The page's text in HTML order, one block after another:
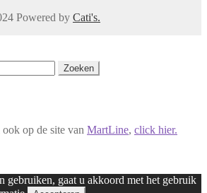
Powered by Cati's.
Zoeken
op de site van MartLine, click hier.
gebruiken, gaat u akkoord met het gebruik